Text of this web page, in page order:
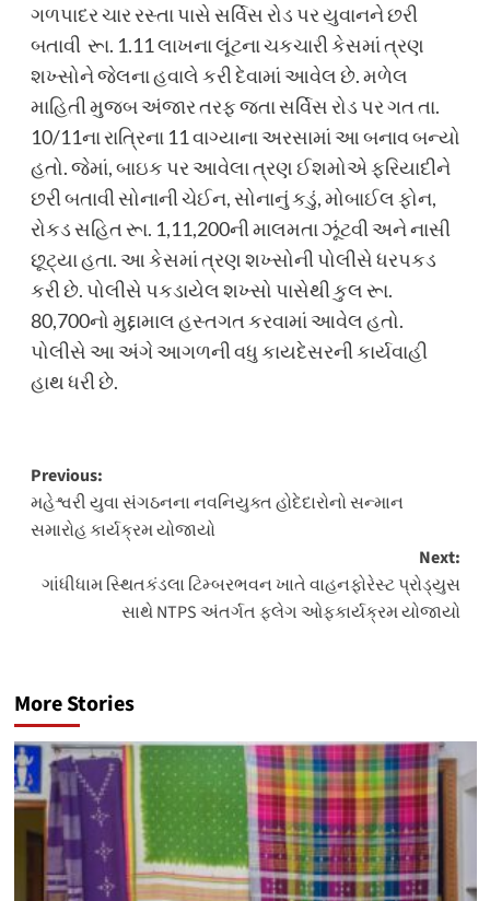
ગળપાદર ચાર રસ્તા પાસે સર્વિસ રોડ પર યુવાનને છરી
બતાવી રૂા. 1.11 લાખના લૂંટના ચકચારી કેસમાં ત્રણ
શખ્સોને જેલના હવાલે કરી દેવામાં આવેલ છે. મળેલ
માહિતી મુજબ અંજાર તરફ જતા સર્વિસ રોડ પર ગત તા.
10/11ના રાત્રિના 11 વાગ્યાના અરસામાં આ બનાવ બન્યો
હતો. જેમાં, બાઇક પર આવેલા ત્રણ ઈશમોએ ફરિયાદીને
છરી બતાવી સોનાની ચેઈન, સોનાનું કડું, મોબાઈલ ફોન,
રોકડ સહિત રૂા. 1,11,200ની માલમતા ઝૂંટવી અને નાસી
છૂટ્યા હતા. આ કેસમાં ત્રણ શખ્સોની પોલીસે ધરપકડ
કરી છે. પોલીસે પકડાયેલ શખ્સો પાસેથી કુલ રૂા.
80,700નો મુદ્દામાલ હસ્તગત કરવામાં આવેલ હતો.
પોલીસે આ અંગે આગળની વધુ કાયદેસરની કાર્યવાહી
હાથ ધરી છે.
Post
navigation
Previous:
મહેશ્વરી યુવા સંગઠનના નવનિયુક્ત હોદેદારોનો સન્માન
સમારોહ કાર્યક્રમ યોજાયો
Next:
ગાંધીધામ સ્થિતકંડલા ટિમ્બરભવન ખાતે વાહનફોરેસ્ટ પ્રોડ્યુસ
સાથે NTPS અંતર્ગત ફ્લેગ ઓફકાર્યક્રમ યોજાયો
More Stories